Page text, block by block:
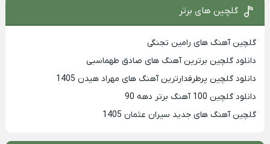
گلچین های برتر
گلچین آهنگ های رامین تجنگی
دانلود گلچین برترین آهنگ های صادق طهماسبی
دانلود گلچین پرطرفدارترین آهنگ های مهراد هیدن 1405
دانلود گلچین 100 آهنگ برتر دهه 90
گلچین آهنگ های جدید سیران عثمان 1405